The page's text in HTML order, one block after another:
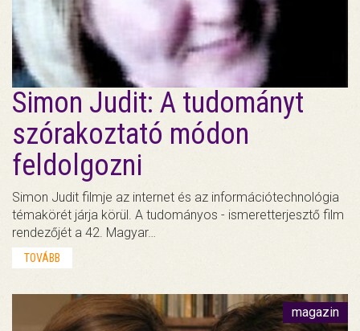
Simon Judit: A tudományt
szórakoztató módon
feldolgozni
Simon Judit filmje az internet és az információtechnológia
témakörét járja körül. A tudományos - ismeretterjesztő film
rendezőjét a 42. Magyar…
TOVÁBB
magazin